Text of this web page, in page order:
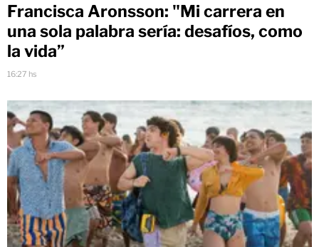
Francisca Aronsson: "Mi carrera en
una sola palabra sería: desafíos, como
la vida”
16:27 hs